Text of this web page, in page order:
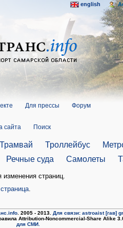
Для прессы Форум
сайта Поиск
Трамвай Троллейбус
Речные суда Самолеты
изменения страниц.
.
english
. 2005 - 2013. Для связи: astroaist [гав]
Attribution-Noncommercial-Share Alike
для СМИ.